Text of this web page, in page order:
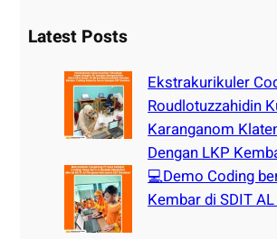
rLatest Posts
Ekstrakurikuler
Roudlotuzzahidin
Karanganom
Dengan LKP
💻Demo Coding
Kembar di SDIT AL